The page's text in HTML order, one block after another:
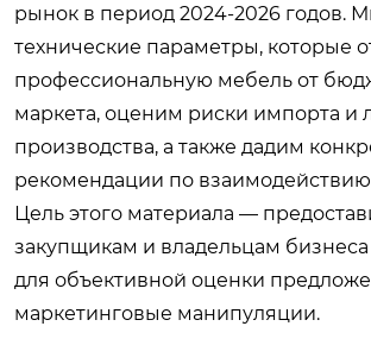
рынок в период 2024-2026 годов.
технические параметры, которые
профессиональную мебель от
маркета, оценим риски импорта и
производства, а также дадим
рекомендации по
Цель этого материала —
закупщикам и владельцам
для объективной оценки
маркетинговые манипуляции.